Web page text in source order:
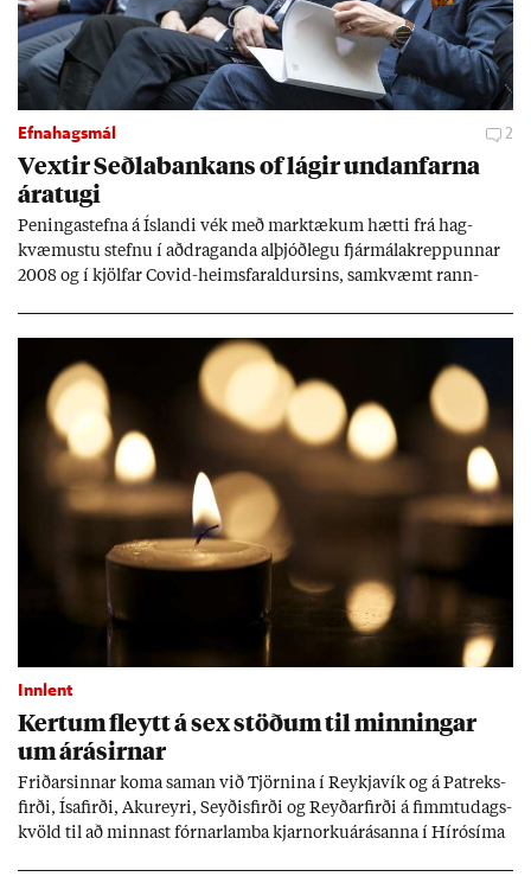
Efnahagsmál 2
Vext­ir Seðla­bank­ans of lág­ir und­an­farna
ára­tugi
Pen­inga­stefna á Ís­landi vék með mark­tæk­um hætti frá hag­
kvæm­ustu stefnu í að­drag­anda al­þjóð­legu fjár­málakrepp­unn­ar
2008 og í kjöl­far Covid-heims­far­ald­urs­ins, sam­kvæmt rann­
Innlent
Kert­um fleytt á sex stöð­um til minn­ing­ar
um árás­irn­ar
Frið­arsinn­ar koma sam­an við Tjörn­ina í Reykja­vík og á Pat­reks­
firði, Ísa­firði, Ak­ur­eyri, Seyð­is­firði og Reyð­ar­firði á fimmtu­dags­
kvöld til að minn­ast fórn­ar­lamba kjarn­orku­árás­anna í Hírósíma